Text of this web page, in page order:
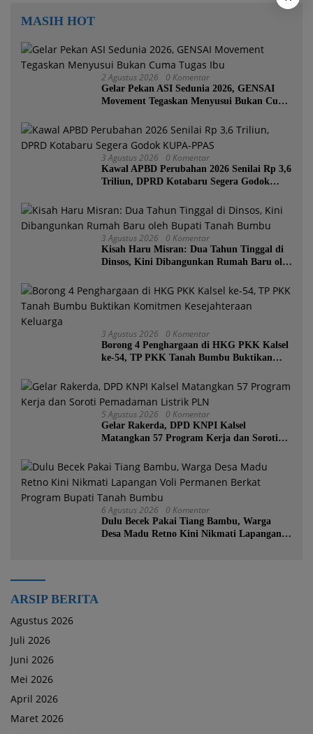
MASIH HOT
2 Agustus 2026 0 Komentar
Gelar Pekan ASI Sedunia 2026, GENSAI
Movement Tegaskan Menyusui Bukan Cuma
3 Agustus 2026 0 Komentar
Kawal APBD Perubahan 2026 Senilai Rp 3,6
Triliun, DPRD Kotabaru Segera Godok
3 Agustus 2026 0 Komentar
Kisah Haru Misran: Dua Tahun Tinggal di
Dinsos, Kini Dibangunkan Rumah Baru oleh
3 Agustus 2026 0 Komentar
Borong 4 Penghargaan di HKG PKK Kalsel
ke-54, TP PKK Tanah Bumbu Buktikan
5 Agustus 2026 0 Komentar
Gelar Rakerda, DPD KNPI Kalsel
Matangkan 57 Program Kerja dan Soroti
6 Agustus 2026 0 Komentar
Dulu Becek Pakai Tiang Bambu, Warga
Desa Madu Retno Kini Nikmati Lapangan
ARSIP BERITA
Agustus 2026
Juli 2026
Juni 2026
Mei 2026
April 2026
Maret 2026